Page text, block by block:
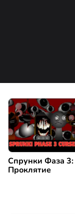
Спрунки Фаза 3:
Проклятие